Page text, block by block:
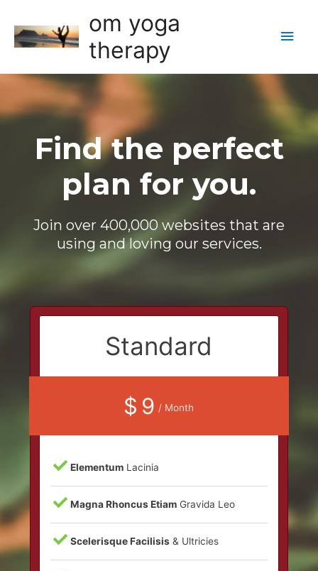
om yoga
therapy
Main
Find the perfect
plan for you.
Join over 400,000 websites that are
using and loving our services.
Standard
$ 9/ Month
ElementumLacinia
Magna Rhoncus EtiamGravida Leo
Scelerisque Facilisis& Ultricies